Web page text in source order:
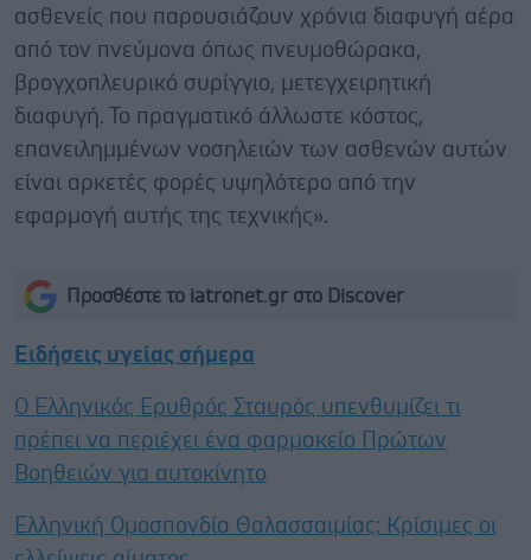
ασθενείς που παρουσιάζουν χρόνια διαφυγή αέρα
από τον πνεύμονα όπως πνευμοθώρακα,
βρογχοπλευρικό συρίγγιο, μετεγχειρητική
διαφυγή. Το πραγματικό άλλωστε κόστος,
επανειλημμένων νοσηλειών των ασθενών αυτών
είναι αρκετές φορές υψηλότερο από την
εφαρμογή αυτής της τεχνικής».
Προσθέστε το iatronet.gr στο Discover
Ειδήσεις υγείας σήμερα
Ο Ελληνικός Ερυθρός Σταυρός υπενθυμίζει τι
πρέπει να περιέχει ένα φαρμακείο Πρώτων
Βοηθειών για αυτοκίνητο
Ελληνική Ομοσπονδία Θαλασσαιμίας: Κρίσιμες οι